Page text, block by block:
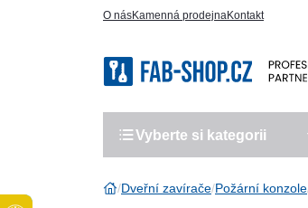
O násKamenná prodejnaKontakt
Vyberte si kategorii
Dveřní zavírače Požární konzole